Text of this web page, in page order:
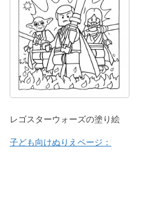
レゴスターウォーズの塗り絵
子ども向けぬりえページ：